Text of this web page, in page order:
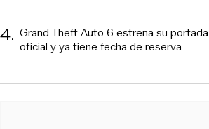
4. Grand Theft Auto 6 estrena su portada
oficial y ya tiene fecha de reserva